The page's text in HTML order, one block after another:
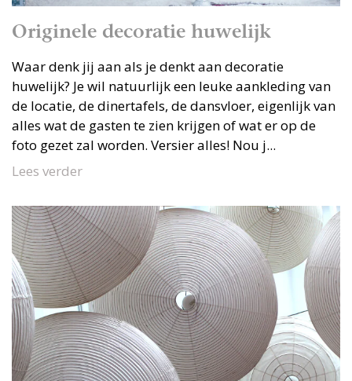
Originele decoratie huwelijk
Waar denk jij aan als je denkt aan decoratie
huwelijk? Je wil natuurlijk een leuke aankleding van
de locatie, de dinertafels, de dansvloer, eigenlijk van
alles wat de gasten te zien krijgen of wat er op de
foto gezet zal worden. Versier alles! Nou j...
Lees verder